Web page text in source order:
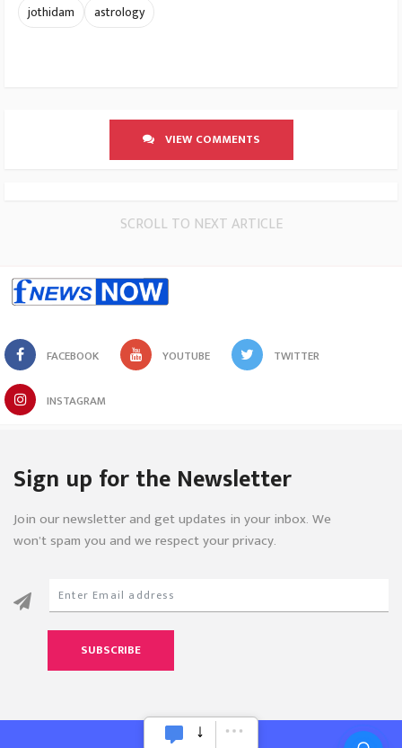
jothidam
astrology
VIEW COMMENTS
SCROLL TO NEXT ARTICLE
FACEBOOK YOUTUBE TWITTER
INSTAGRAM
Sign up for the Newsletter
Join our newsletter and get updates in your inbox. We
won’t spam you and we respect your privacy.
SUBSCRIBE